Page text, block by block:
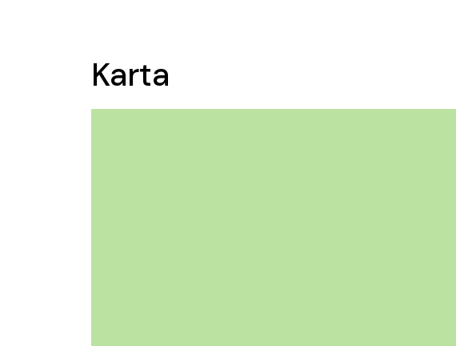
Karta